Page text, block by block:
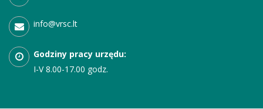
info@vrsc.lt
Godziny pracy urzędu:
I-V8.00-17.00 godz.